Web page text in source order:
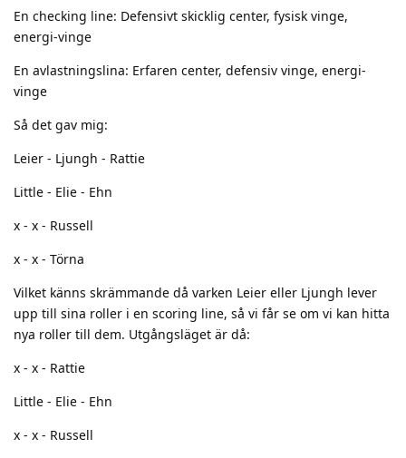
En checking line: Defensivt skicklig center, fysisk vinge,
energi-vinge
En avlastningslina: Erfaren center, defensiv vinge, energi-
vinge
Så det gav mig:
Leier - Ljungh - Rattie
Little - Elie - Ehn
x - x - Russell
x - x - Törna
Vilket känns skrämmande då varken Leier eller Ljungh lever
upp till sina roller i en scoring line, så vi får se om vi kan hitta
nya roller till dem. Utgångsläget är då:
x - x - Rattie
Little - Elie - Ehn
x - x - Russell